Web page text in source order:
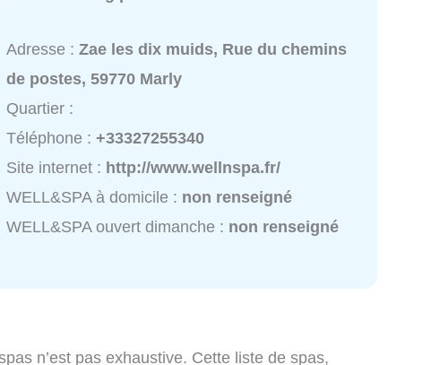
Adresse :Zae les dix muids, Rue du chemins
de postes, 59770 Marly
Quartier :
Téléphone :+33327255340
Site internet : http://www.wellnspa.fr/
WELL&SPA à domicile : non renseigné
WELL&SPA ouvert dimanche : non renseigné
n’est pas exhaustive. Cette liste de spas,